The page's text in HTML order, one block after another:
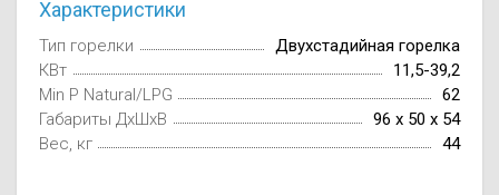
Характеристики
Тип горелки
Двухстадийная горелка
КВт
11,5-39,2
Min P Natural/LPG
62
Габариты ДxШxВ
96 x 50 x 54
Вес, кг
44
Wi-Fi модуля